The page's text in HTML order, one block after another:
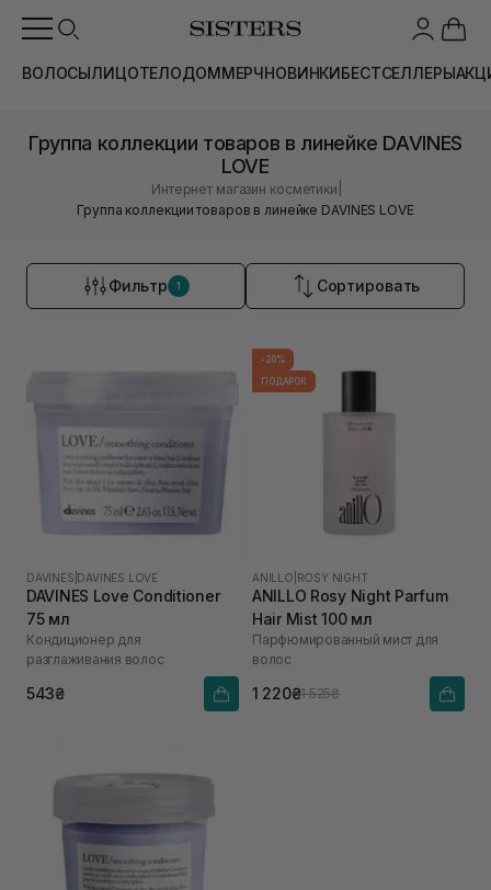
ВОЛОСЫЛИЦОТЕЛОДОММЕРЧНОВИНКИБЕСТСЕЛЛЕРЫ
Группа коллекции товаров в линейке DAVINES
LOVE
Интернет магазин косметики
Группа коллекции товаров в линейке DAVINES LOVE
Фильтр 1 Сортировать
DAVINES DAVINES LOVE
DAVINES Love Conditioner
75 мл
Кондиционер для
разглаживания волос
543₴
-20%
ПОДАРОК
ANILLO ROSY NIGHT
ANILLO Rosy Night Parfum
Hair Mist 100 мл
Парфюмированный мист для
волос
1 220₴1 525₴